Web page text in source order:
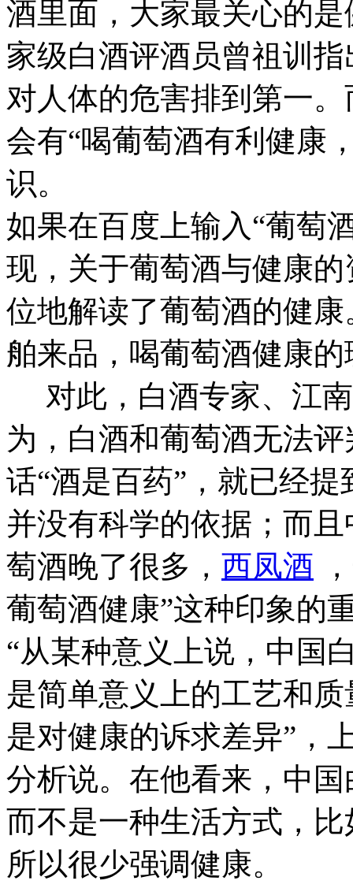
酒里面，大家最关心的
家级白酒评酒员曾祖训
对人体的危害排到第一
会有“喝葡萄酒有利健康
识。
如果在百度上输入“葡萄
现，关于葡萄酒与健康
位地解读了葡萄酒的健
舶来品，喝葡萄酒健康
对此，白酒专家、江南
为，白酒和葡萄酒无法
话“酒是百药”，就已经
并没有科学的依据；而
萄酒晚了很多， 西凤酒
葡萄酒健康”这种印象的
“从某种意义上说，中国
是简单意义上的工艺和
是对健康的诉求差异”，
分析说。在他看来，中
而不是一种生活方式，
所以很少强调健康。